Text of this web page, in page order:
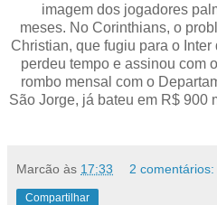
imagem dos jogadores
meses. No Corinthians, o
Christian, que fugiu para o
perdeu tempo e assinou com
rombo mensal com o
São Jorge, já bateu em R$ 900
Marcão às 17:33 2 comentários:
Compartilhar